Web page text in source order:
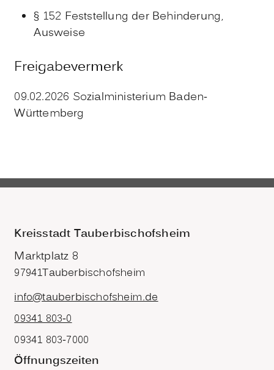
§ 152 Feststellung der Behinderung,
Ausweise
Freigabevermerk
09.02.2026 Sozialministerium Baden-
Württemberg
Kreisstadt Tauberbischofsheim
Marktplatz 8
97941Tauberbischofsheim
info@tauberbischofsheim.de
09341 803-0
09341 803-7000
Öffnungszeiten